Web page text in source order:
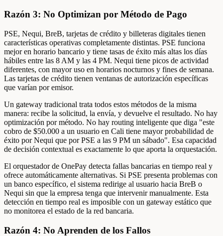
Razón 3: No Optimizan por Método de Pago
PSE, Nequi, BreB, tarjetas de crédito y billeteras digitales tienen
características operativas completamente distintas. PSE funciona
mejor en horario bancario y tiene tasas de éxito más altas los días
hábiles entre las 8 AM y las 4 PM. Nequi tiene picos de actividad
diferentes, con mayor uso en horarios nocturnos y fines de semana.
Las tarjetas de crédito tienen ventanas de autorización específicas
que varían por emisor.
Un gateway tradicional trata todos estos métodos de la misma
manera: recibe la solicitud, la envía, y devuelve el resultado. No hay
optimización por método. No hay routing inteligente que diga "este
cobro de $50.000 a un usuario en Cali tiene mayor probabilidad de
éxito por Nequi que por PSE a las 9 PM un sábado". Esa capacidad
de decisión contextual es exactamente lo que aporta la orquestación.
El orquestador de OnePay detecta fallas bancarias en tiempo real y
ofrece automáticamente alternativas. Si PSE presenta problemas con
un banco específico, el sistema redirige al usuario hacia BreB o
Nequi sin que la empresa tenga que intervenir manualmente. Esta
detección en tiempo real es imposible con un gateway estático que
no monitorea el estado de la red bancaria.
Razón 4: No Aprenden de los Fallos